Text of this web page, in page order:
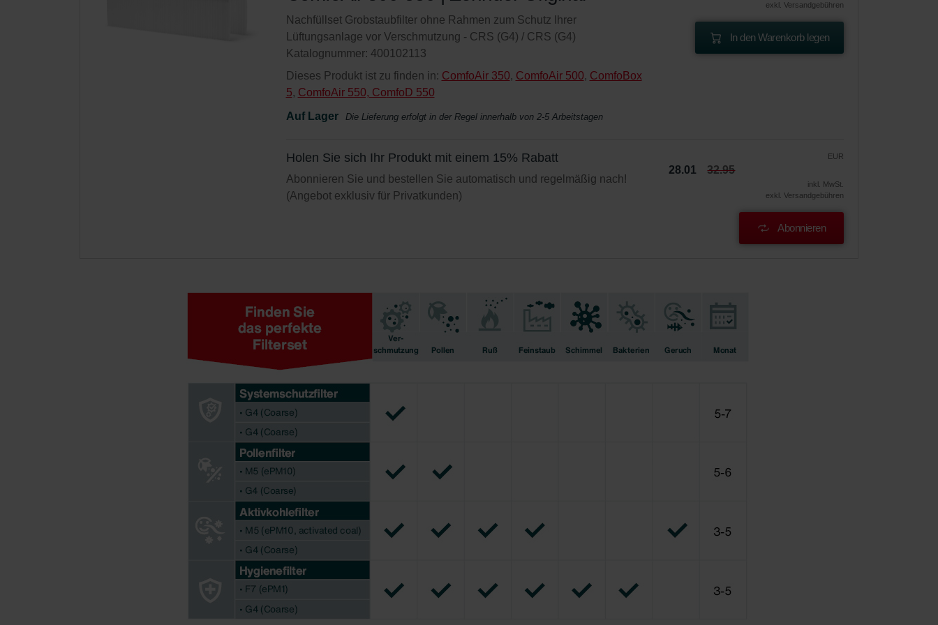
Zehnder Polska Sp. z o.o.: Oświadczenie o ochronie danych Zehnder
Zehnder Group UK Limited: Privacy Policy
Zehnder Group Deutschland GmbH
Nachfüllset Grobstaubfilter ohne Rahmen zum Schutz Ihrer
Lüftungsanlage vor Verschmutzung - CRS (G4) / CRS (G4)
Katalognummer: 400102113
Dieses Produkt ist zu finden in: ComfoAir 350, ComfoAir 500, ComfoBox
5, ComfoAir 550, ComfoD 550
Auf Lager
Die Lieferung erfolgt in der Regel innerhalb von 2-5 Arbeitstagen
exkl. Versandgebühren
In den Warenkorb legen
Holen Sie sich Ihr Produkt mit einem 15% Rabatt
Abonnieren Sie und bestellen Sie automatisch und regelmäßig nach!
(Angebot exklusiv für Privatkunden)
EUR
28.01 32.95
inkl. MwSt.
exkl. Versandgebühren
Abonnieren